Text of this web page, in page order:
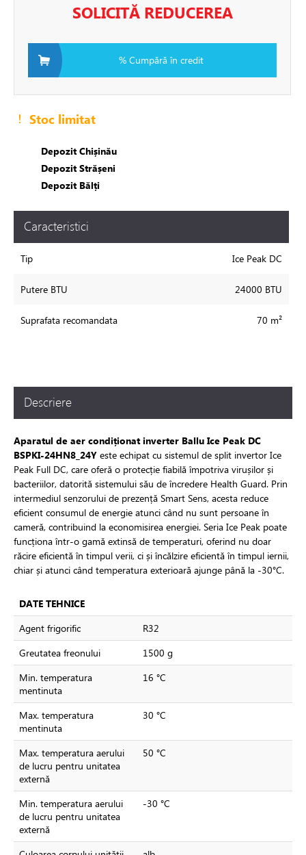
sisteme de încălzire
fum
si fitinguri
expansiune
SOLICITĂ REDUCEREA
% Cumpără în credit
Stoc limitat
Depozit Chișinău
Depozit Strășeni
Depozit Bălți
Caracteristici
Tip Ice Peak DC
Putere BTU 24000 BTU
Suprafata recomandata 70 m²
Descriere
Aparatul de aer condiționat inverter Ballu Ice Peak DC
BSPKI-24HN8_24Y este echipat cu sistemul de split invertor Ice
Peak Full DC, care oferă o protecție fiabilă împotriva virușilor și
bacteriilor, datorită sistemului său de încredere Health Guard. Prin
intermediul senzorului de prezență Smart Sens, acesta reduce
eficient consumul de energie atunci când nu sunt persoane în
cameră, contribuind la economisirea energiei. Seria Ice Peak poate
funcționa într-o gamă extinsă de temperaturi, oferind nu doar
răcire eficientă în timpul verii, ci și încălzire eficientă în timpul iernii,
chiar și atunci când temperatura exterioară ajunge până la -30°C.
DATE TEHNICE
Agent frigorific
R32
Greutatea freonului
1500 g
Min. temperatura
mentinuta
16 °C
Max. temperatura
mentinuta
30 °C
Max. temperatura aerului
de lucru pentru unitatea
externă
50 °C
Min. temperatura aerului
de lucru pentru unitatea
externă
-30 °C